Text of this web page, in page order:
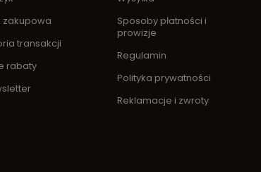
zakupowa
transakcji
rabaty
Sposoby płatności i
prowizje
Regulamin
Polityka prywatności
Reklamacje i zwroty